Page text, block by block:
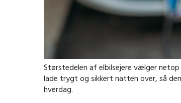
Størstedelen af elbilsejere vælger
lade trygt og sikkert natten over, så
hverdag.